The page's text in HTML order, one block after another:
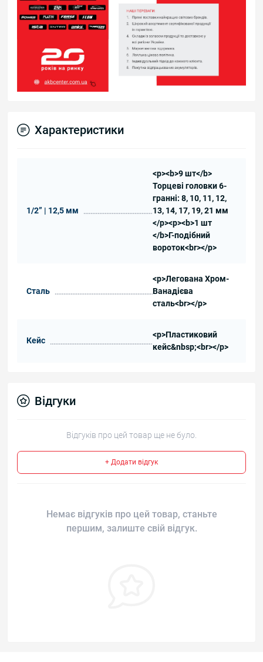
Характеристики
1/2” | 12,5 мм
<p><b>9 шт</b>
Торцеві головки 6-
гранні: 8, 10, 11, 12,
13, 14, 17, 19, 21 мм
</p><p><b>1 шт
</b>Г-подібний
вороток<br></p>
Сталь
<p>Легована Хром-
Ванадієва
сталь<br></p>
Кейс
<p>Пластиковий
кейс&nbsp;<br></p>
Відгуки
Відгуків про цей товар ще не було.
+ Додати відгук
Немає відгуків про цей товар, станьте
першим, залиште свій відгук.